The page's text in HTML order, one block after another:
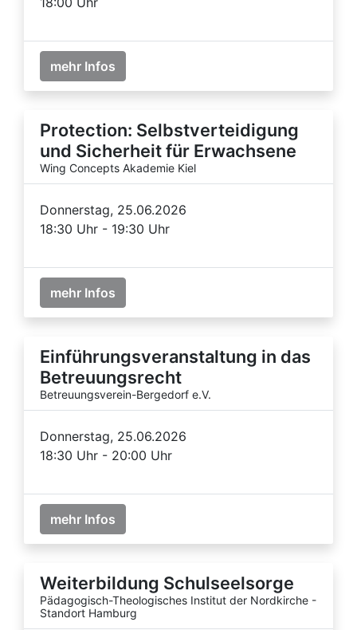
mehr Infos
Protection: Selbstverteidigung
und Sicherheit für Erwachsene
Wing Concepts Akademie Kiel
Donnerstag, 25.06.2026
18:30 Uhr - 19:30 Uhr
mehr Infos
Einführungsveranstaltung in das
Betreuungsrecht
Betreuungsverein-Bergedorf e.V.
Donnerstag, 25.06.2026
18:30 Uhr - 20:00 Uhr
mehr Infos
Weiterbildung Schulseelsorge
Pädagogisch-Theologisches Institut der Nordkirche -
Standort Hamburg